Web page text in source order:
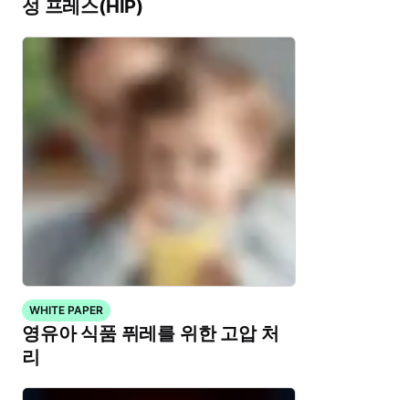
성 프레스(HIP)
WHITE PAPER
영유아 식품 퓌레를 위한 고압 처
리